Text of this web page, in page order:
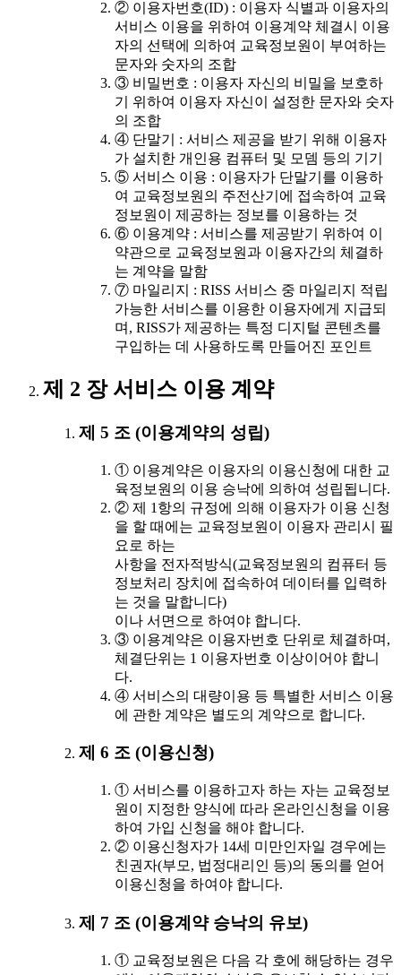
② 이용자번호(ID) : 이용자 식별과 이용자의
서비스 이용을 위하여 이용계약 체결시 이용
자의 선택에 의하여 교육정보원이 부여하는
문자와 숫자의 조합
③ 비밀번호 : 이용자 자신의 비밀을 보호하
기 위하여 이용자 자신이 설정한 문자와 숫자
의 조합
④ 단말기 : 서비스 제공을 받기 위해 이용자
가 설치한 개인용 컴퓨터 및 모뎀 등의 기기
⑤ 서비스 이용 : 이용자가 단말기를 이용하
여 교육정보원의 주전산기에 접속하여 교육
정보원이 제공하는 정보를 이용하는 것
⑥ 이용계약 : 서비스를 제공받기 위하여 이
약관으로 교육정보원과 이용자간의 체결하
는 계약을 말함
⑦ 마일리지 : RISS 서비스 중 마일리지 적립
가능한 서비스를 이용한 이용자에게 지급되
며, RISS가 제공하는 특정 디지털 콘텐츠를
구입하는 데 사용하도록 만들어진 포인트
제 2 장 서비스 이용 계약
제 5 조 (이용계약의 성립)
① 이용계약은 이용자의 이용신청에 대한 교
육정보원의 이용 승낙에 의하여 성립됩니다.
② 제 1항의 규정에 의해 이용자가 이용 신청
을 할 때에는 교육정보원이 이용자 관리시 필
요로 하는
사항을 전자적방식(교육정보원의 컴퓨터 등
정보처리 장치에 접속하여 데이터를 입력하
는 것을 말합니다)
이나 서면으로 하여야 합니다.
③ 이용계약은 이용자번호 단위로 체결하며,
체결단위는 1 이용자번호 이상이어야 합니
다.
④ 서비스의 대량이용 등 특별한 서비스 이용
에 관한 계약은 별도의 계약으로 합니다.
제 6 조 (이용신청)
① 서비스를 이용하고자 하는 자는 교육정보
원이 지정한 양식에 따라 온라인신청을 이용
하여 가입 신청을 해야 합니다.
② 이용신청자가 14세 미만인자일 경우에는
친권자(부모, 법정대리인 등)의 동의를 얻어
이용신청을 하여야 합니다.
제 7 조 (이용계약 승낙의 유보)
① 교육정보원은 다음 각 호에 해당하는 경우